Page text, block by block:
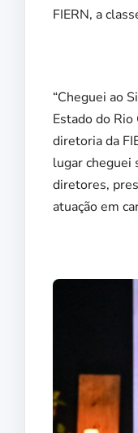
FIERN, a
“Cheguei ao
Estado do
diretoria da
lugar cheguei
diretores,
atuação em